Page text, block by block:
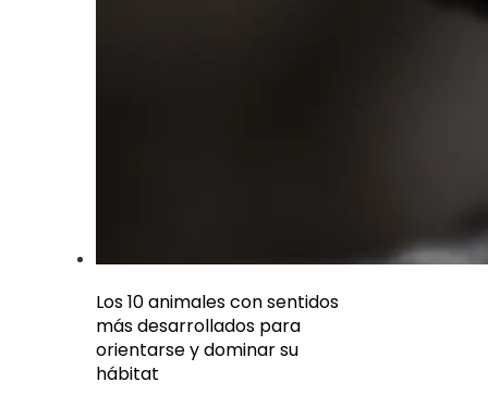
Los 10 animales con sentidos
más desarrollados para
orientarse y dominar su
hábitat